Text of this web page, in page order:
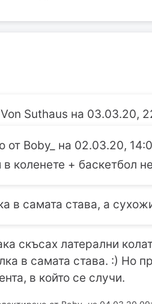
Von Suthaus на 03.03.20,
от Boby_ на 02.03.20,
в коленете + баскетбол
в самата става, а
скъсах латерални
в самата става. :) Но
в който се случи.